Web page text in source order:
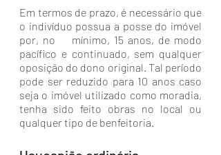
Em termos de prazo, é necessário que
o indivíduo possua a posse do imóvel
por, no    mínimo, 15 anos, de modo
pacífico e continuado, sem qualquer
oposição do dono original. Tal período
pode ser reduzido para 10 anos caso
seja o imóvel utilizado como moradia,
tenha sido feito obras no local ou
qualquer tipo de benfeitoria.